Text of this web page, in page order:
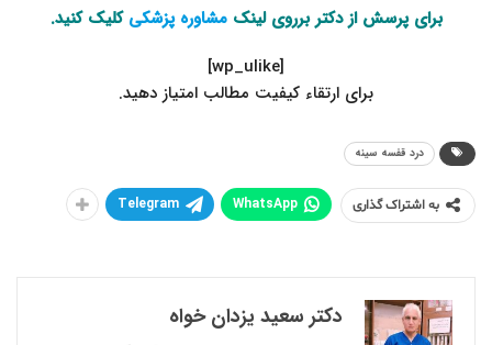
برای پرسش از دکتر برروی لینکمشاوره پزشکی کلیک کنید.
[wp_ulike]
.برای ارتقاء کیفیت مطالب امتیاز دهید
درد قفسه سینه
به اشتراک گذاری WhatsApp
Telegram
دکتر سعید یزدان خواه